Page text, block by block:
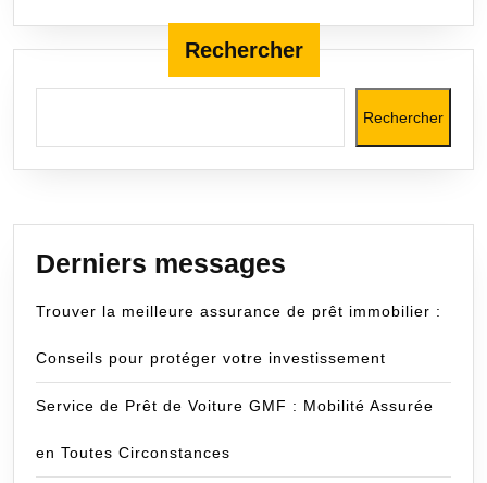
Rechercher
Rechercher
Derniers messages
Trouver la meilleure assurance de prêt immobilier :
Conseils pour protéger votre investissement
Service de Prêt de Voiture GMF : Mobilité Assurée
en Toutes Circonstances